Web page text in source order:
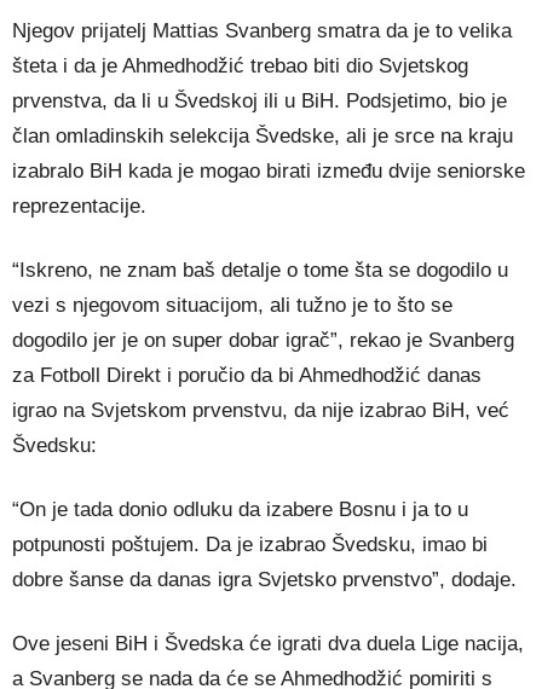
Njegov prijatelj Mattias Svanberg smatra da je to velika
šteta i da je Ahmedhodžić trebao biti dio Svjetskog
prvenstva, da li u Švedskoj ili u BiH. Podsjetimo, bio je
član omladinskih selekcija Švedske, ali je srce na kraju
izabralo BiH kada je mogao birati između dvije seniorske
reprezentacije.
“Iskreno, ne znam baš detalje o tome šta se dogodilo u
vezi s njegovom situacijom, ali tužno je to što se
dogodilo jer je on super dobar igrač”, rekao je Svanberg
za Fotboll Direkt i poručio da bi Ahmedhodžić danas
igrao na Svjetskom prvenstvu, da nije izabrao BiH, već
Švedsku:
“On je tada donio odluku da izabere Bosnu i ja to u
potpunosti poštujem. Da je izabrao Švedsku, imao bi
dobre šanse da danas igra Svjetsko prvenstvo”, dodaje.
Ove jeseni BiH i Švedska će igrati dva duela Lige nacija,
a Svanberg se nada da će se Ahmedhodžić pomiriti s